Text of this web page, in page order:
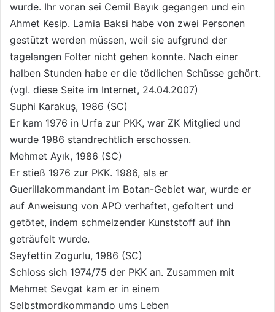
wurde. Ihr voran sei Cemil Bayık gegangen und ein
Ahmet Kesip. Lamia Baksi habe von zwei Personen
gestützt werden müssen, weil sie aufgrund der
tagelangen Folter nicht gehen konnte. Nach einer
halben Stunden habe er die tödlichen Schüsse gehört.
(vgl. diese Seite im Internet, 24.04.2007)
Suphi Karakuş, 1986 (SC)
Er kam 1976 in Urfa zur PKK, war ZK Mitglied und
wurde 1986 standrechtlich erschossen.
Mehmet Ayık, 1986 (SC)
Er stieß 1976 zur PKK. 1986, als er
Guerillakommandant im Botan-Gebiet war, wurde er
auf Anweisung von APO verhaftet, gefoltert und
getötet, indem schmelzender Kunststoff auf ihn
geträufelt wurde.
Seyfettin Zogurlu, 1986 (SC)
Schloss sich 1974/75 der PKK an. Zusammen mit
Mehmet Sevgat kam er in einem
Selbstmordkommando ums Leben